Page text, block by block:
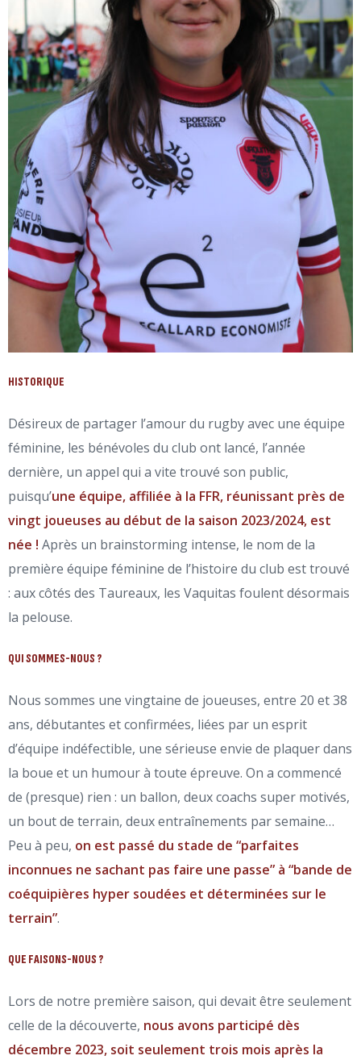
HISTORIQUE
Désireux de partager l’amour du rugby avec une équipe
féminine, les bénévoles du club ont lancé, l’année
dernière, un appel qui a vite trouvé son public,
puisqu’une équipe, affiliée à la FFR, réunissant près de
vingt joueuses au début de la saison 2023/2024, est
née ! Après un brainstorming intense, le nom de la
première équipe féminine de l’histoire du club est trouvé
: auxcôtés des Taureaux, les Vaquitas foulent désormais
la pelouse.
QUI SOMMES-NOUS ?
Nous sommes une vingtaine de joueuses, entre 20 et 38
ans, débutantes et confirmées, liées par un esprit
d’équipe indéfectible, une sérieuse envie de plaquer dans
la boue et un humour à toute épreuve. On a commencé
de (presque) rien : un ballon, deux coachs super motivés,
un bout de terrain, deux entraînements par semaine…
Peu à peu, on est passé du stade de “parfaites
inconnues ne sachant pas faire une passe” à “bande de
coéquipières hyper soudées et déterminées sur le
terrain”.
QUE FAISONS-NOUS ?
Lors de notre première saison, qui devait être seulement
celle de la découverte, nous avons participé dès
décembre 2023, soit seulement trois mois après la